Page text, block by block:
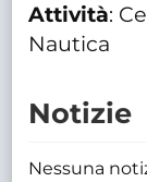
Attività:
Nautica
Notizie
Nessuna